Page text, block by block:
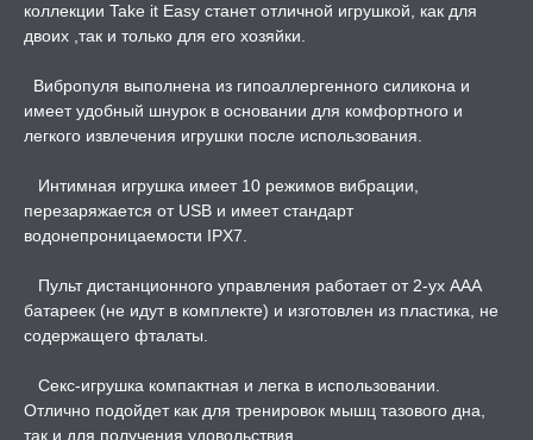
-50%, ТОВАР ЗА
ОБРАЗ
БОНДАЖ
коллекции Take it Easy станет отличной игрушкой, как для
двоих ,так и только для его хозяйки.
Вибропуля выполнена из гипоаллергенного силикона и
имеет удобный шнурок в основании для комфортного и
легкого извлечения игрушки после использования.
Интимная игрушка имеет 10 режимов вибрации,
перезаряжается от USB и имеет стандарт
водонепроницаемости IPX7.
Пульт дистанционного управления работает от 2-ух ААА
батареек (не идут в комплекте) и изготовлен из пластика, не
содержащего фталаты.
Секс-игрушка компактная и легка в использовании.
Отлично подойдет как для тренировок мышц тазового дна,
так и для получения удовольствия.